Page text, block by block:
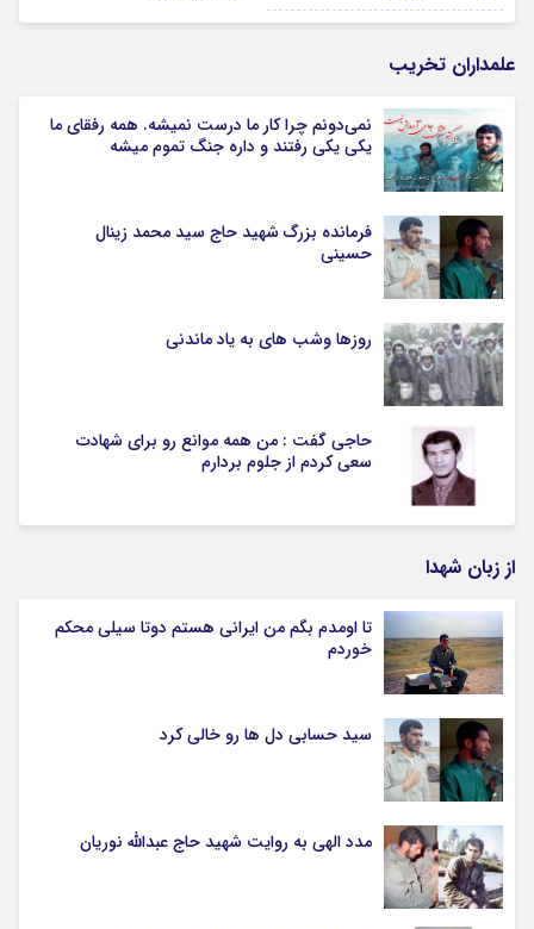
علمداران تخریب
نمی‌دونم چرا کار ما درست نمیشه. همه رفقای ما
یکی یکی رفتند و داره جنگ تموم میشه
فرمانده بزرگ شهید حاج سید محمد زینال
حسینی
روزها وشب های به یاد ماندنی
حاجی گفت : من همه موانع رو برای شهادت
سعی کردم از جلوم بردارم
از زبان شهدا
تا اومدم بگم من ایرانی هستم دوتا سیلی محکم
خوردم
سید حسابی دل ها رو خالی کرد
مدد الهی به روایت شهید حاج عبدالله نوریان